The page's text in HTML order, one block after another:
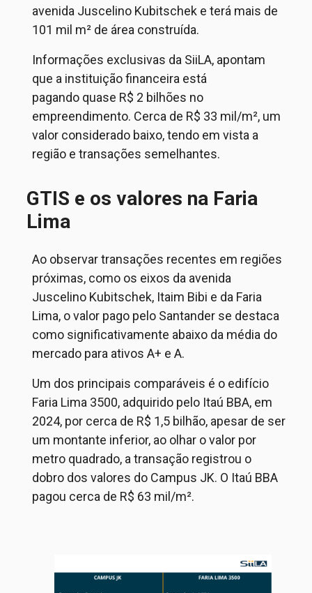
avenida Juscelino Kubitschek e terá mais de
101 mil m² de área construída.
Informações exclusivas da SiiLA, apontam
que a instituição financeira está
pagando quase R$ 2 bilhões no
empreendimento. Cerca de R$ 33 mil/m², um
valor considerado baixo, tendo em vista a
região e transações semelhantes.
GTIS e os valores na Faria
Lima
Ao observar transações recentes em regiões
próximas, como os eixos da avenida
Juscelino Kubitschek, Itaim Bibi e da Faria
Lima, o valor pago pelo Santander se destaca
como significativamente abaixo da média do
mercado para ativos A+ e A.
Um dos principais comparáveis é o edifício
Faria Lima 3500, adquirido pelo Itaú BBA, em
2024, por cerca de R$ 1,5 bilhão, apesar de ser
um montante inferior, ao olhar o valor por
metro quadrado, a transação registrou o
dobro dos valores do Campus JK. O Itaú BBA
pagou cerca de R$ 63 mil/m².